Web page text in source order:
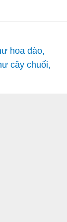
hoa đào,
cây chuối,